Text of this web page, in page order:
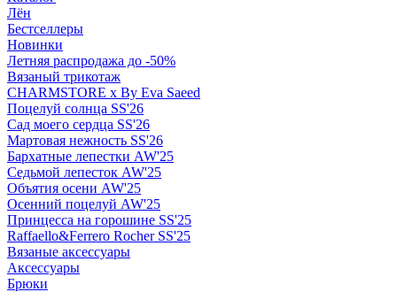
Лён
Бестселлеры
Новинки
Летняя распродажа до -50%
Вязаный трикотаж
CHARMSTORE х By Eva Saeed
Поцелуй солнца SS'26
Сад моего сердца SS'26
Мартовая нежность SS'26
Бархатные лепестки AW'25
Седьмой лепесток AW'25
Объятия осени AW'25
Осенний поцелуй AW'25
Принцесса на горошине SS'25
Raffaello&Ferrero Rocher SS'25
Вязаные аксессуары
Аксессуары
Брюки